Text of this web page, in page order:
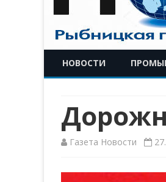
НОВОСТИ
Газета Новости